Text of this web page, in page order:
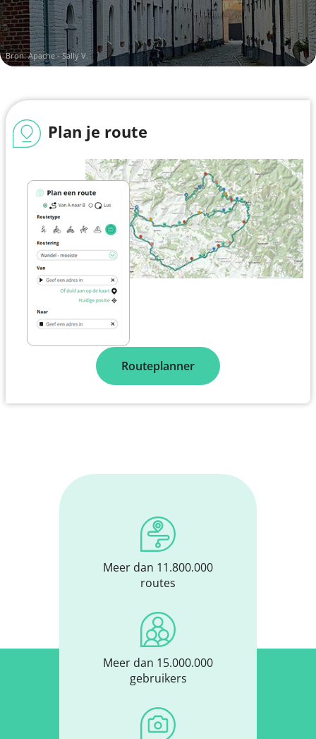
Bron:Apache - Sally V.
Plan je route
Routeplanner
Meer dan 11.800.000
routes
Meer dan 15.000.000
gebruikers